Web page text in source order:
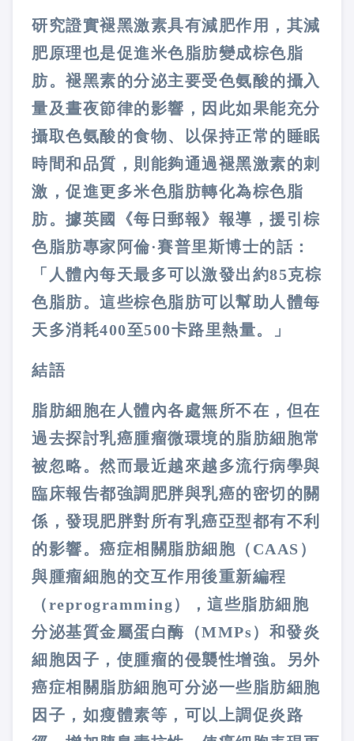
研究證實褪黑激素具有減肥作用，其減
肥原理也是促進米色脂肪變成棕色脂
肪。褪黑素的分泌主要受色氨酸的攝入
量及晝夜節律的影響，因此如果能充分
攝取色氨酸的食物、以保持正常的睡眠
時間和品質，則能夠通過褪黑激素的刺
激，促進更多米色脂肪轉化為棕色脂
肪。據英國《每日郵報》報導，援引棕
色脂肪專家阿倫·賽普里斯博士的話：
「人體內每天最多可以激發出約85克棕
色脂肪。這些棕色脂肪可以幫助人體每
天多消耗400至500卡路里熱量。」
結語
脂肪細胞在人體內各處無所不在，但在
過去探討乳癌腫瘤微環境的脂肪細胞常
被忽略。然而最近越來越多流行病學與
臨床報告都強調肥胖與乳癌的密切的關
係，發現肥胖對所有乳癌亞型都有不利
的影響。癌症相關脂肪細胞（ CAAS ）
與腫瘤細胞的交互作用後重新編程
（reprogramming），這些脂肪細胞
分泌基質金屬蛋白酶（MMPs）和發炎
細胞因子，使腫瘤的侵襲性增強。另外
癌症相關脂肪細胞可分泌一些脂肪細胞
因子，如瘦體素等，可以上調促炎路